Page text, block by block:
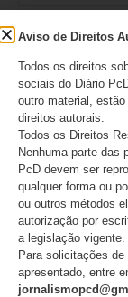
próxima vez
Aviso de Direitos
Todos os direitos
sociais do Diário
outro material,
direitos autorais.
Todos os Direitos
Nenhuma parte das
PcD devem ser
qualquer forma ou
ou outros métodos
autorização por
a legislação vigente.
Para solicitações
apresentado, entre